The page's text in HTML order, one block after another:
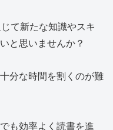
て新たな知識やスキ
と思いませんか？
分な時間を割くのが難
も効率よく読書を進